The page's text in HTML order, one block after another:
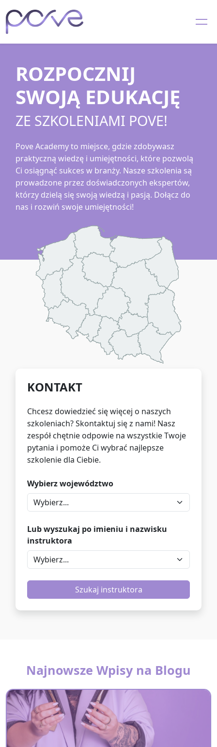
ROZPOCZNIJ
SWOJĄ EDUKACJĘ
ZE SZKOLENIAMI POVE!
Pove Academy to miejsce, gdzie zdobywasz
praktyczną wiedzę i umiejętności, które pozwolą
Ci osiągnąć sukces w branży. Nasze szkolenia są
prowadzone przez doświadczonych ekspertów,
którzy dzielą się swoją wiedzą i pasją. Dołącz do
nas i rozwiń swoje umiejętności!
KONTAKT
Chcesz dowiedzieć się więcej o naszych
szkoleniach? Skontaktuj się z nami! Nasz
zespół chętnie odpowie na wszystkie Twoje
pytania i pomoże Ci wybrać najlepsze
szkolenie dla Ciebie.
Wybierz województwo
Lub wyszukaj po imieniu i nazwisku
instruktora
Szukaj instruktora
Najnowsze Wpisy na Blogu